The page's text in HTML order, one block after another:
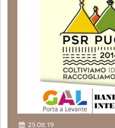
25 Ott 19